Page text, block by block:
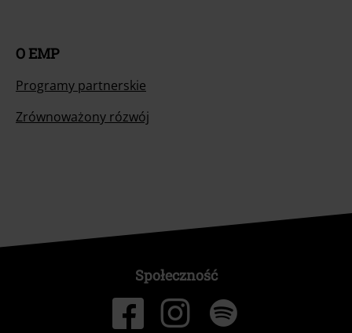
O EMP
Programy partnerskie
Zrównoważony rózwój
Społeczność